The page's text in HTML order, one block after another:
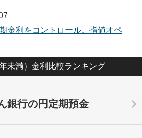
金利をコントロール。指値オペ
未満）金利比較ランキング
銀行の円定期預金